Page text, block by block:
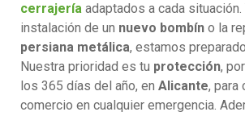
cerrajería adaptados a cada situación.
instalación de un nuevo bombín o la
persiana metálica, estamos
Nuestra prioridad es tu protección,
los 365 días del año, en Alicante, para
comercio en cualquier emergencia.